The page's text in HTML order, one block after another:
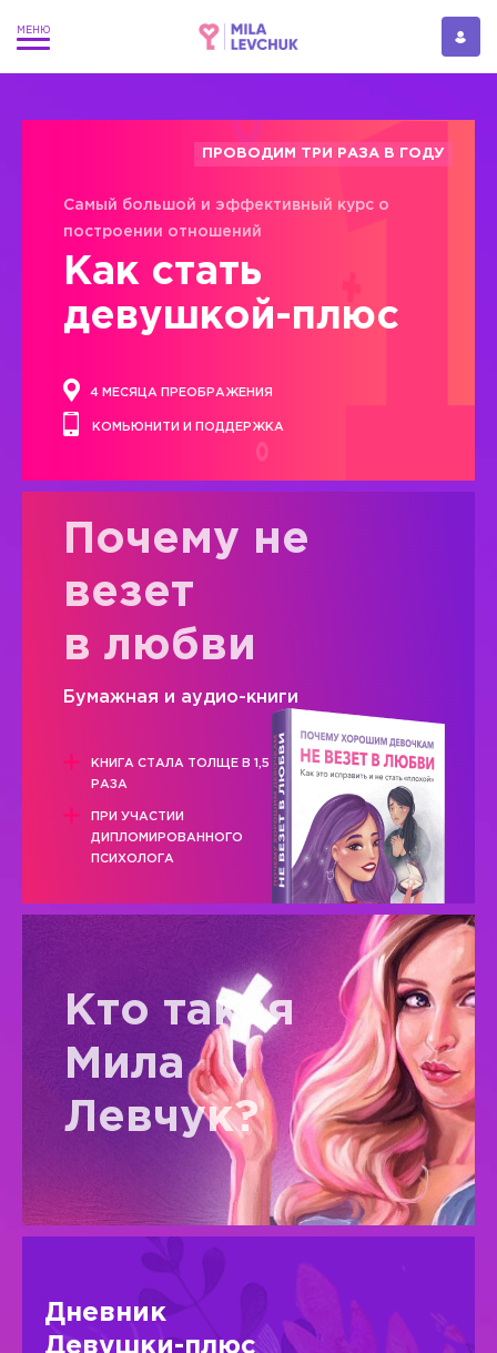
ПРОВОДИМ ТРИ РАЗА В ГОДУ
Самый большой и эффективный курс о
построении отношений
Как стать
девушкой-плюс
4 МЕСЯЦА ПРЕОБРАЖЕНИЯ
КОМЬЮНИТИ И ПОДДЕРЖКА
Почему не
везет
в любви
Бумажная и аудио-книги
КНИГА СТАЛА ТОЛЩЕ В 1,5
РАЗА
ПРИ УЧАСТИИ
ДИПЛОМИРОВАННОГО
ПСИХОЛОГА
Кто такая
Мила
Левчук?
Дневник
Девушки-плюс